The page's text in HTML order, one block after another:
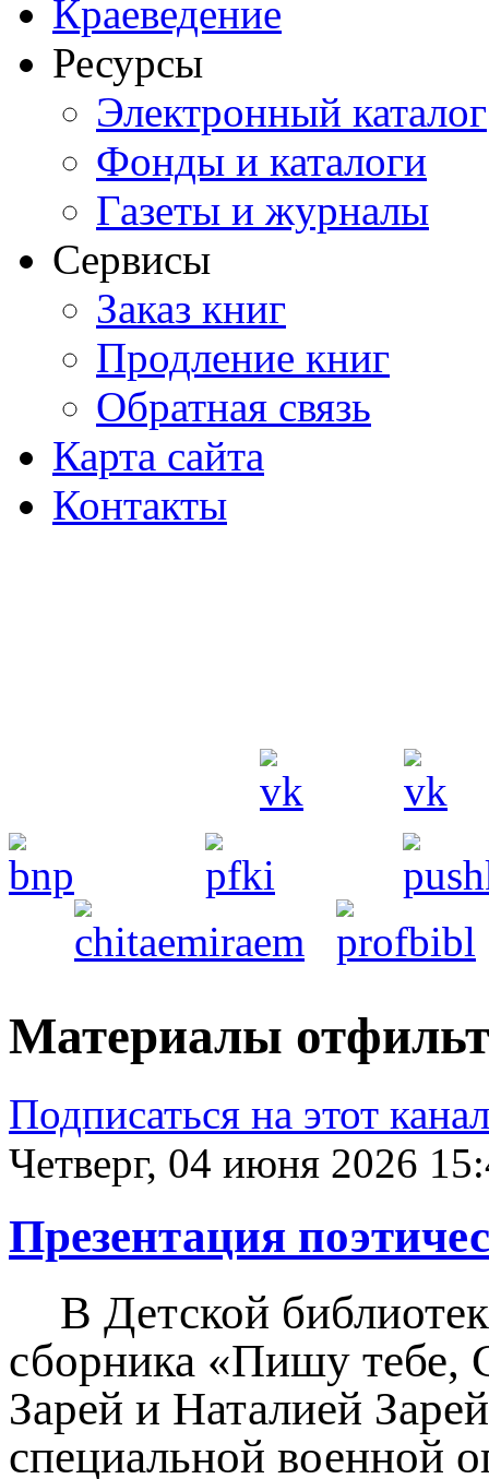
Краеведение
Ресурсы
Электронный каталог
Фонды и каталоги
Газеты и журналы
Сервисы
Заказ книг
Продление книг
Обратная связь
Карта сайта
Контакты
Материалы
Подписаться на этот
Четверг, 04 июня 2026
Презентация
В Детской
сборника «Пишу тебе,
Зарей и Наталией
специальной военной